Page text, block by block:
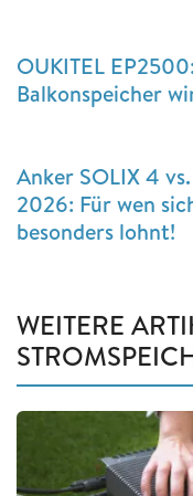
OUKITEL
Balkonspeicher
Anker SOLIX 4
2026: Für wen
besonders lohnt!
WEITERE